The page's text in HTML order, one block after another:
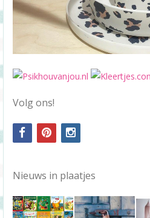
Volg ons!
facebookpinterestinstagram
Nieuws in plaatjes